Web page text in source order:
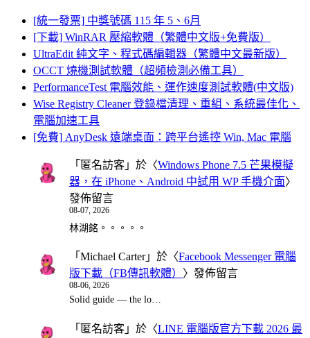
[統一發票] 中獎號碼 115 年 5、6月
[下載] WinRAR 壓縮軟體（繁體中文版+免費版）
UltraEdit 純文字、程式碼編輯器（繁體中文最新版）
OCCT 燒機測試軟體（超頻檢測必備工具）
PerformanceTest 電腦效能、運作速度測試軟體(中文版)
Wise Registry Cleaner 登錄檔清理、重組、系統最佳化、
電腦加速工具
[免費] AnyDesk 遠端桌面：跨平台遙控 Win, Mac 電腦
「 匿名訪客 」於〈Windows Phone 7.5 芒果模擬
器，在 iPhone、Android 中試用 WP 手機介面〉
發佈留言
08-07, 2026
林湖銘。。。。。
「 Michael Carter」於〈Facebook Messenger 電腦
版下載（FB傳訊軟體） 〉發佈留言
08-06, 2026
Solid guide — the lo…
「 匿名訪客 」於〈LINE 電腦版官方下載 2026 最